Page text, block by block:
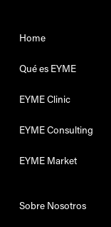
Home
Qué es EYME
EYME Clinic
EYME Consulting
EYME Market
Sobre Nosotros